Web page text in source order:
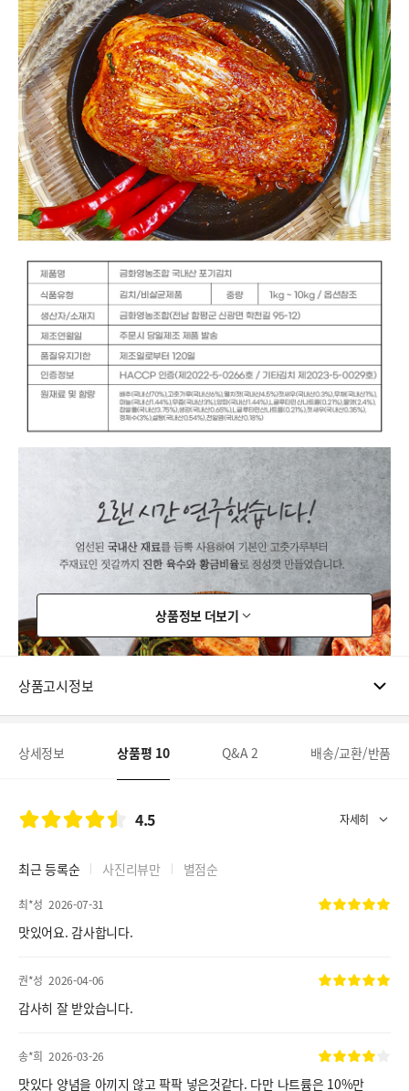
상품정보 더보기
상품고시정보
상세정보 상품평 10 Q&A 2 배송/교환/반품
4.5
최근 등록순 사진리뷰만 별점순
최*성 2026-07-31
맛있어요. 감사합니다.
권*성 2026-04-06
감사히 잘 받았습니다.
송*희 2026-03-26
맛있다 양념을 아끼지 않고 팍팍 넣은것같다. 다만 나트륨은 10%만